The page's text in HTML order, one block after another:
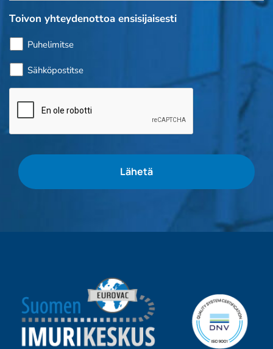
Toivon yhteydenottoa ensisijaisesti
Puhelimitse
Sähköpostitse